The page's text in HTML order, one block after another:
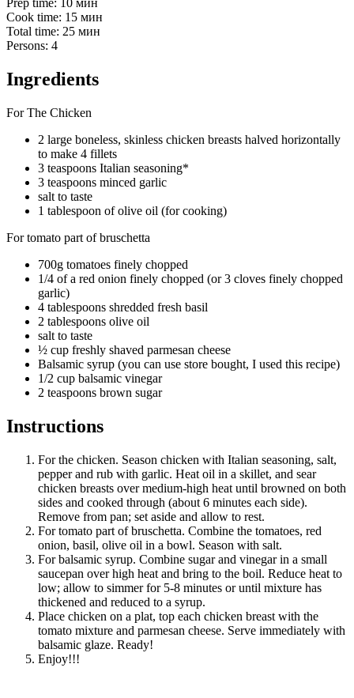
Prep time: 10 мин
Cook time: 15 мин
Total time: 25 мин
Persons: 4
Ingredients
For The Chicken
2 large boneless, skinless chicken breasts halved horizontally
to make 4 fillets
3 teaspoons Italian seasoning*
3 teaspoons minced garlic
salt to taste
1 tablespoon of olive oil (for cooking)
For tomato part of bruschetta
700g tomatoes finely chopped
1/4 of a red onion finely chopped (or 3 cloves finely chopped
garlic)
4 tablespoons shredded fresh basil
2 tablespoons olive oil
salt to taste
½ cup freshly shaved parmesan cheese
Balsamic syrup (you can use store bought, I used this recipe)
1/2 cup balsamic vinegar
2 teaspoons brown sugar
Instructions
For the chicken. Season chicken with Italian seasoning, salt,
pepper and rub with garlic. Heat oil in a skillet, and sear
chicken breasts over medium-high heat until browned on both
sides and cooked through (about 6 minutes each side).
Remove from pan; set aside and allow to rest.
For tomato part of bruschetta. Combine the tomatoes, red
onion, basil, olive oil in a bowl. Season with salt.
For balsamic syrup. Combine sugar and vinegar in a small
saucepan over high heat and bring to the boil. Reduce heat to
low; allow to simmer for 5-8 minutes or until mixture has
thickened and reduced to a syrup.
Place chicken on a plat, top each chicken breast with the
tomato mixture and parmesan cheese. Serve immediately with
balsamic glaze. Ready!
Enjoy!!!